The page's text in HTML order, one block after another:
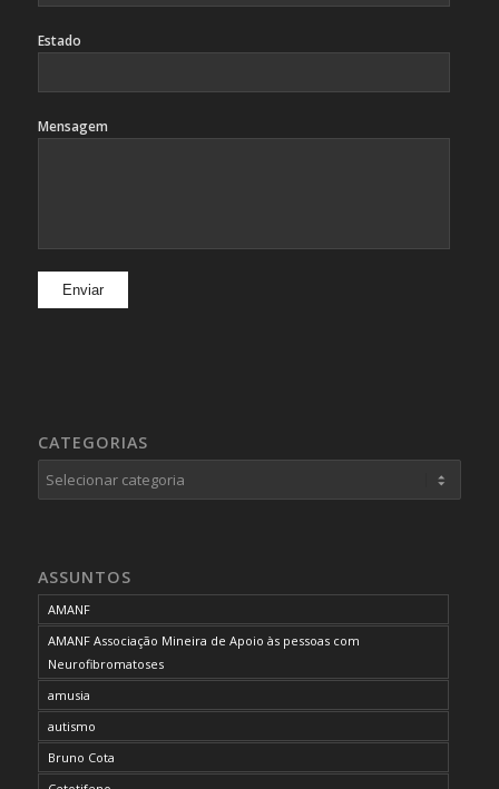
Estado
Mensagem
CATEGORIAS
Categorias
ASSUNTOS
AMANF
AMANF Associação Mineira de Apoio às pessoas com
Neurofibromatoses
amusia
autismo
Bruno Cota